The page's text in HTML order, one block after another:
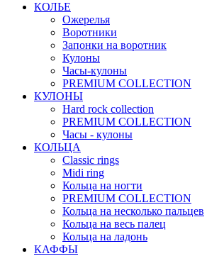
КОЛЬЕ
Ожерелья
Воротники
Запонки на воротник
Кулоны
Часы-кулоны
PREMIUM COLLECTION
КУЛОНЫ
Hard rock collection
PREMIUM COLLECTION
Часы - кулоны
КОЛЬЦА
Classic rings
Midi ring
Кольца на ногти
PREMIUM COLLECTION
Кольца на несколько пальцев
Кольца на весь палец
Кольца на ладонь
КАФФЫ